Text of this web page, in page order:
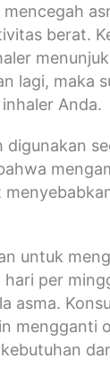
berat.
lagi, maka
Anda.
digunakan
untuk
per
asma.
mengganti